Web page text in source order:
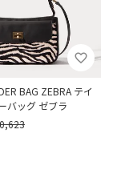
BAG ZEBRA テイ
バッグ ゼブラ